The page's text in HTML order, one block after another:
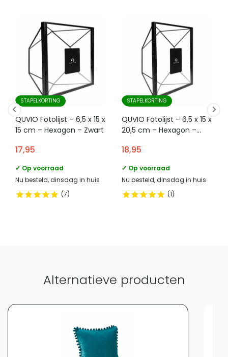
STAPELKORTING
QUVIO Fotolijst – 6,5 x 15 x
15 cm – Hexagon – Zwart
17,95
✓ Op voorraad
Nu besteld, dinsdag in huis
7
STAPELKORTING
QUVIO Fotolijst – 6,5 x 15 x
20,5 cm – Hexagon –
18,95
✓ Op voorraad
Nu besteld, dinsdag in huis
1
Alternatieve producten